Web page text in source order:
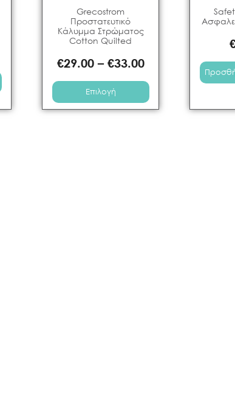
Grecostrom
Προστατευτικό
Κάλυμμα Στρώματος
Cotton Quilted
€29.00– €33.00
Επιλογή